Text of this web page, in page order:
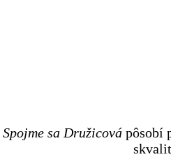
Spojme sa Družicová pôsobí